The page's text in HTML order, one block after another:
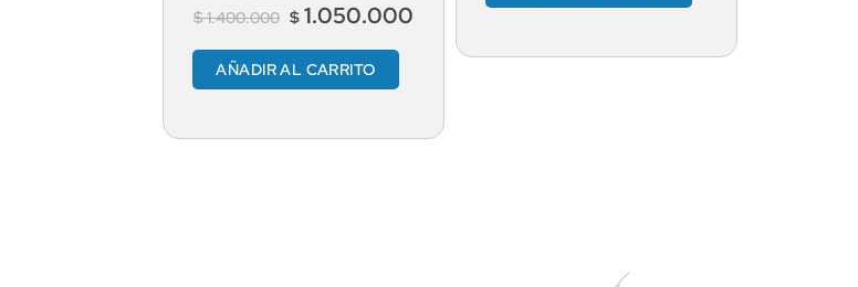
$1.400.000 $ 1.050.000
AÑADIR AL CARRITO